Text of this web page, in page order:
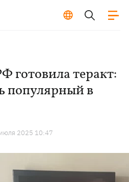
готовила теракт:
популярный в
2025 10:47